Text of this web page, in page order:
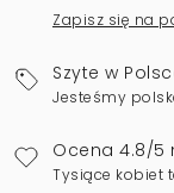
Zapisz się na
Szyte w
Jesteśmy
Ocena 4.8/5
Tysiące kobiet